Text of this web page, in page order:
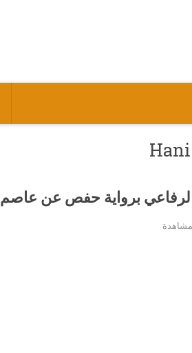
برواية حفص عن عاصم